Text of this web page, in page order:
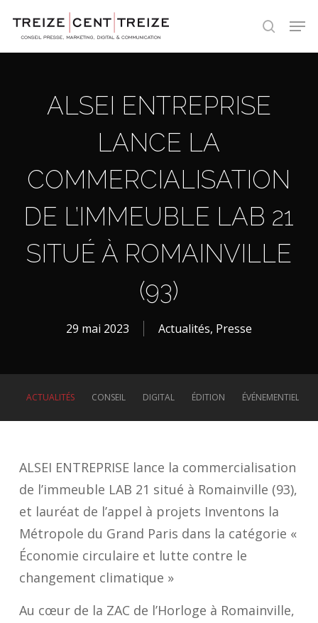
search
ALSEI ENTREPRISE
LANCE LA
COMMERCIALISATION
DE L’IMMEUBLE LAB 21
SITUÉ À ROMAINVILLE
(93)
29 mai 2023 Actualités, Presse
ACTUALITÉS CONSEIL DIGITAL ÉDITION ÉVÉNEMENTIEL
ALSEI ENTREPRISE lance la commercialisation
de l’immeuble LAB 21 situé à Romainville (93),
et lauréat de l’appel à projets Inventons la
Métropole du Grand Paris dans la catégorie «
Économie circulaire et lutte contre le
changement climatique »
Au cœur de la ZAC de l’Horloge à Romainville,